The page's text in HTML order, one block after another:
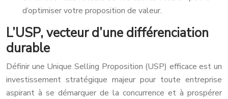
d’optimiser votre proposition de valeur.
L’USP, vecteur d’une différenciation
durable
Définir une Unique Selling Proposition (USP) efficace est un
investissement stratégique majeur pour toute entreprise
aspirant à se démarquer de la concurrence et à prospérer